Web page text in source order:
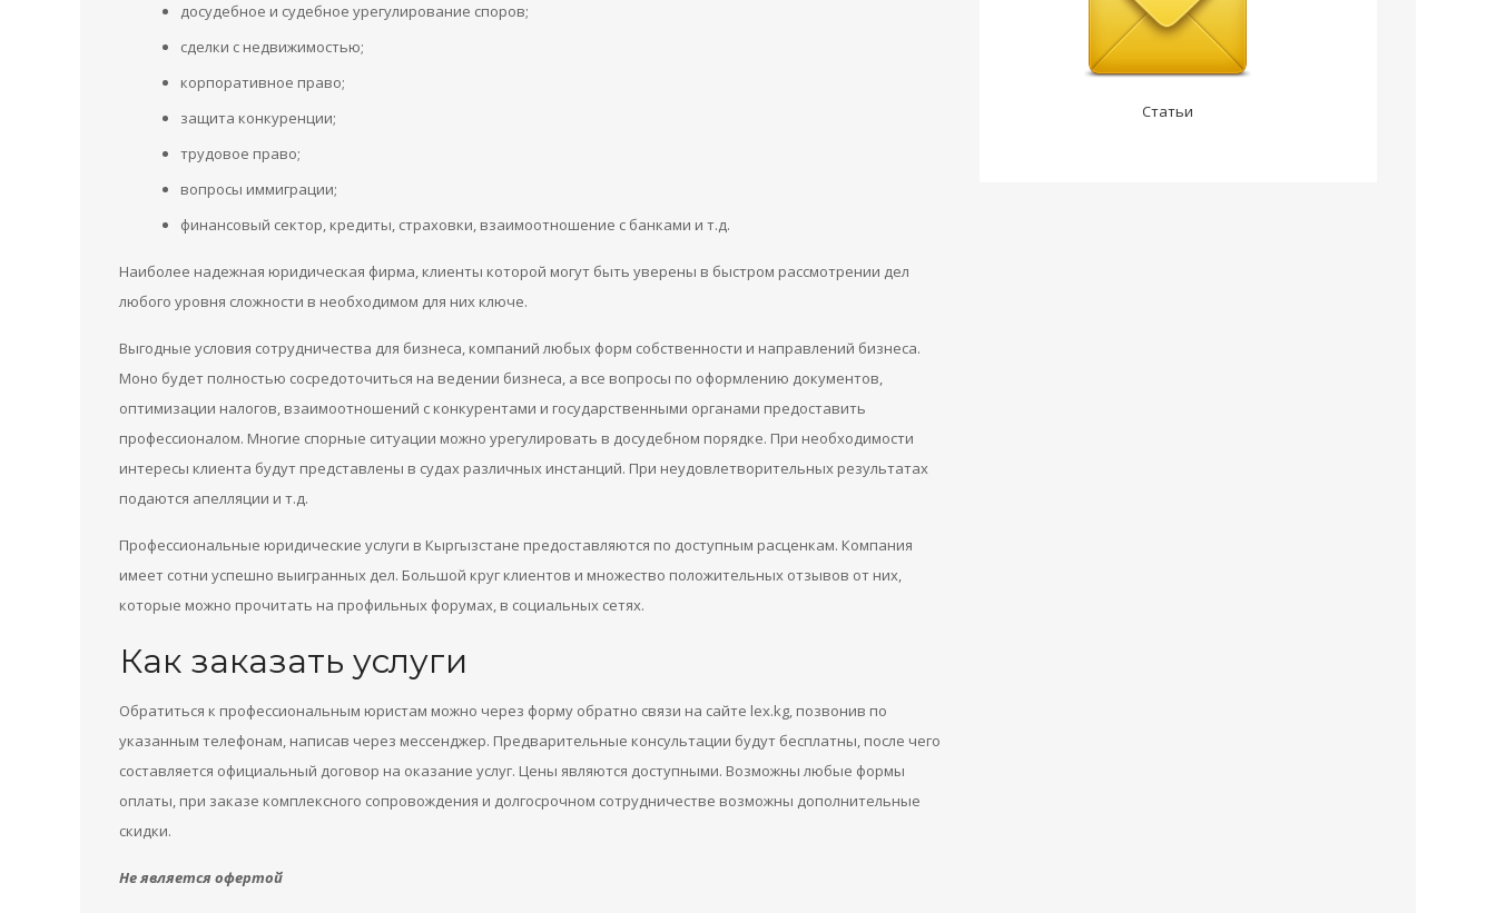
досудебное и судебное урегулирование споров;
сделки с недвижимостью;
корпоративное право;
защита конкуренции;
трудовое право;
вопросы иммиграции;
финансовый сектор, кредиты, страховки, взаимоотношение с банками и т.д.
Наиболее надежная юридическая фирма, клиенты которой могут быть уверены в быстром рассмотрении дел
любого уровня сложности в необходимом для них ключе.
Выгодные условия сотрудничества для бизнеса, компаний любых форм собственности и направлений бизнеса.
Моно будет полностью сосредоточиться на ведении бизнеса, а все вопросы по оформлению документов,
оптимизации налогов, взаимоотношений с конкурентами и государственными органами предоставить
профессионалом. Многие спорные ситуации можно урегулировать в досудебном порядке. При необходимости
интересы клиента будут представлены в судах различных инстанций. При неудовлетворительных результатах
подаются апелляции и т.д.
Профессиональные юридические услуги в Кыргызстане предоставляются по доступным расценкам. Компания
имеет сотни успешно выигранных дел. Большой круг клиентов и множество положительных отзывов от них,
которые можно прочитать на профильных форумах, в социальных сетях.
Как заказать услуги
Обратиться к профессиональным юристам можно через форму обратно связи на сайте lex.kg, позвонив по
указанным телефонам, написав через мессенджер. Предварительные консультации будут бесплатны, после чего
составляется официальный договор на оказание услуг. Цены являются доступными. Возможны любые формы
оплаты, при заказе комплексного сопровождения и долгосрочном сотрудничестве возможны дополнительные
скидки.
Не является офертой
Статьи